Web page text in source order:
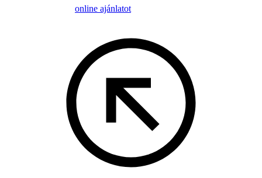
online ajánlatot